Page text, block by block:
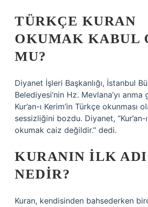
TÜRKÇE KURAN
OKUMAK KABUL
MU?
Diyanet İşleri Başkanlığı, İstanbul
Belediyesi’nin Hz. Mevlana’yı anma
Kur’an-ı Kerim’in Türkçe okunması
sessizliğini bozdu. Diyanet, “Kur’an-
okumak caiz değildir.” dedi.
KURANIN ILK ADI
NEDIR?
Kuran, kendisinden bahsederken